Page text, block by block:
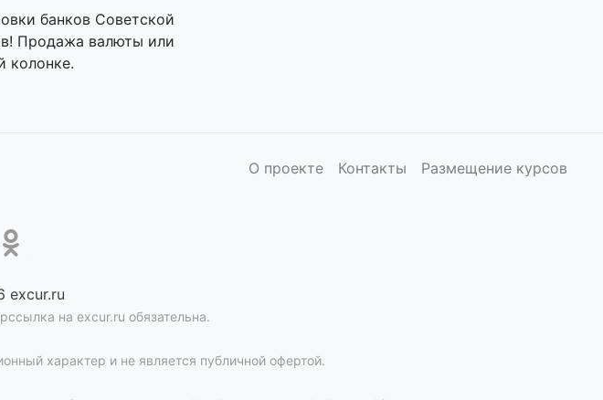
банков Советской
Продажа валюты или
колонке.
О проекте Контакты Размещение курсов
excur.ru
на excur.ru обязательна.
характер и не является публичной офертой.